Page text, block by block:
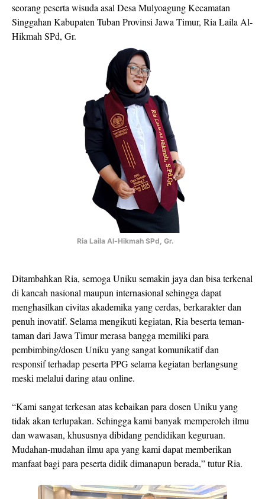
seorang peserta wisuda asal Desa Mulyoagung Kecamatan
Singgahan Kabupaten Tuban Provinsi Jawa Timur, Ria Laila Al-
Hikmah SPd, Gr.
Ria Laila Al-Hikmah SPd, Gr.
Ditambahkan Ria, semoga Uniku semakin jaya dan bisa terkenal
di kancah nasional maupun internasional sehingga dapat
menghasilkan civitas akademika yang cerdas, berkarakter dan
penuh inovatif. Selama mengikuti kegiatan, Ria beserta teman-
taman dari Jawa Timur merasa bangga memiliki para
pembimbing/dosen Uniku yang sangat komunikatif dan
responsif terhadap peserta PPG selama kegiatan berlangsung
meski melalui daring atau online.
“Kami sangat terkesan atas kebaikan para dosen Uniku yang
tidak akan terlupakan. Sehingga kami banyak memperoleh ilmu
dan wawasan, khususnya dibidang pendidikan keguruan.
Mudahan-mudahan ilmu apa yang kami dapat memberikan
manfaat bagi para peserta didik dimanapun berada,” tutur Ria.